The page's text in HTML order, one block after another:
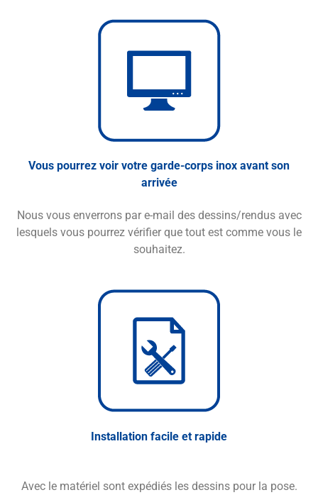
Vous pourrez voir votre garde-corps inox avant son
arrivée
Nous vous enverrons par e-mail des dessins/rendus avec
lesquels vous pourrez vérifier que tout est comme vous le
souhaitez.
Installation facile et rapide
Avec le matériel sont expédiés les dessins pour la pose.